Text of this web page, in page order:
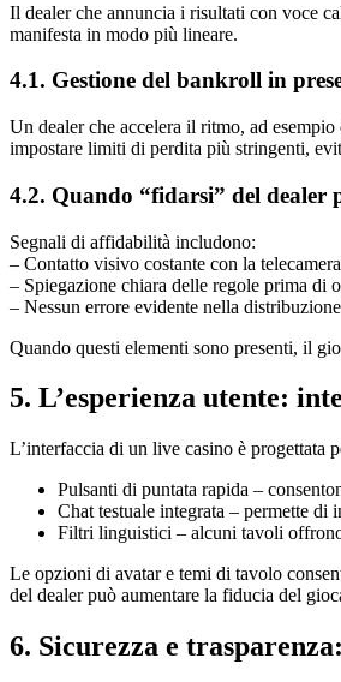
Il dealer che annuncia i risultati con voce
manifesta in modo più lineare.
4.1. Gestione del bankroll in
Un dealer che accelera il ritmo, ad
impostare limiti di perdita più stringenti,
4.2. Quando “fidarsi” del dealer
Segnali di affidabilità includono:
– Contatto visivo costante con la
– Spiegazione chiara delle regole prima di
– Nessun errore evidente nella
Quando questi elementi sono presenti, il
5. L’esperienza utente:
L’interfaccia di un live casino è progettata
Pulsanti di puntata rapida –
Chat testuale integrata – permette di
Filtri linguistici – alcuni tavoli
Le opzioni di avatar e temi di tavolo
del dealer può aumentare la fiducia del
6. Sicurezza e